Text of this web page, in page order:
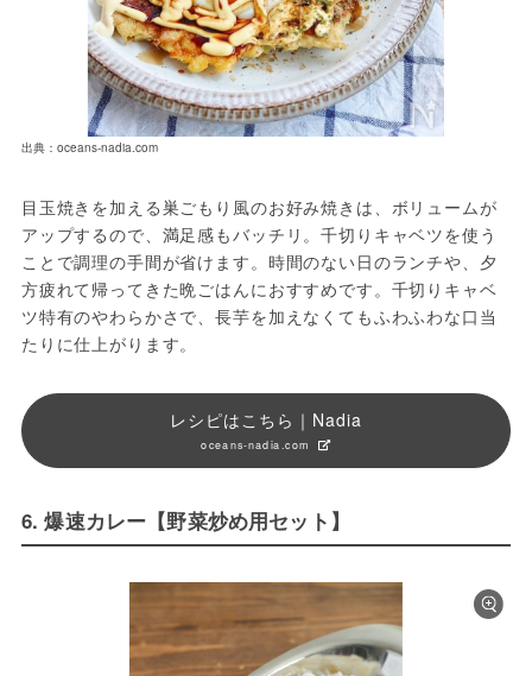
出典：oceans-nadia.com
目玉焼きを加える巣ごもり風のお好み焼きは、ボリュームが
アップするので、満足感もバッチリ。千切りキャベツを使う
ことで調理の手間が省けます。時間のない日のランチや、夕
方疲れて帰ってきた晩ごはんにおすすめです。千切りキャベ
ツ特有のやわらかさで、長芋を加えなくてもふわふわな口当
たりに仕上がります。
レシピはこちら｜Nadia
oceans-nadia.com
6. 爆速カレー【野菜炒め用セット】